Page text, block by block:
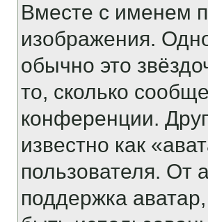
Вместе с именем
изображения.
обычно это
то, сколько
конференции.
известно как
пользователя. От
поддержка